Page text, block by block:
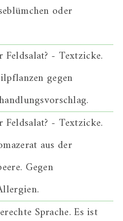
oder
Feldsalat? - Textzicke.
gegen
Feldsalat? - Textzicke.
aus der
Gegen
Sprache. Es ist